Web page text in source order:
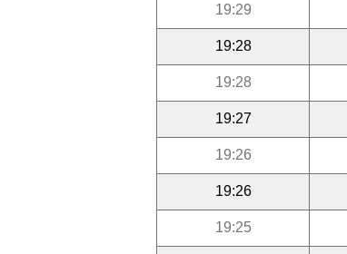
19:29
19:28
19:28
19:27
19:26
19:26
19:25